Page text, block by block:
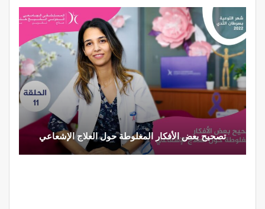
تصحيح بعض الأفكار المغلوطة حول العلاج الإشعاعي